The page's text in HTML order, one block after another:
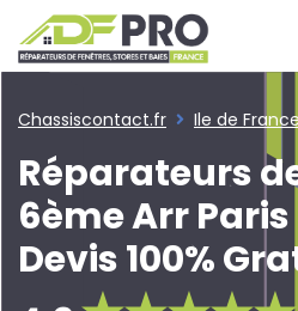
Chassiscontact.fr Ile de France
Réparateurs
6ème Arr Paris
Devis 100%